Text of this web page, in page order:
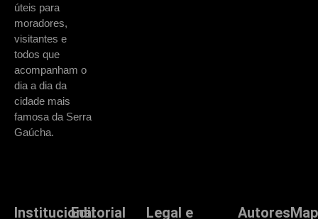
úteis para
moradores,
visitantes e
todos que
acompanham o
dia a dia da
cidade mais
famosa da Serra
Gaúcha.
InstitucionalEditorial
Legal e
Autores